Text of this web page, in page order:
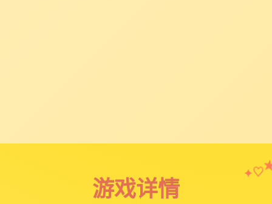
游戏详情
✦♡